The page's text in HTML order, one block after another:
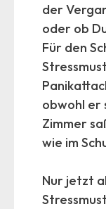
der
oder ob
Für den
obwohl er
Zimmer
wie im
Nur jetzt